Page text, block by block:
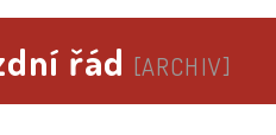
řád [ARCHIV]